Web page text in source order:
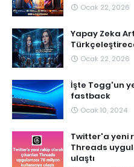
Ocak 22, 2026
Yapay Zeka
Ocak 22, 2026
İşte Togg'un
fastback
Ocak 10, 2024
Twitter'a yeni
Threads
ulaştı